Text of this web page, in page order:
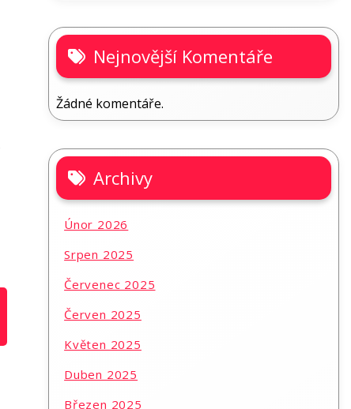
Nejnovější Komentáře
Žádné komentáře.
Archivy
Únor 2026
Srpen 2025
Červenec 2025
Červen 2025
Květen 2025
Duben 2025
Březen 2025